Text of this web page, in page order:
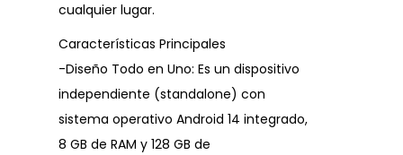
cualquier lugar.
Características Principales
-Diseño Todo en Uno: Es un dispositivo
independiente (standalone) con
sistema operativo Android 14 integrado,
8 GB de RAM y 128 GB de